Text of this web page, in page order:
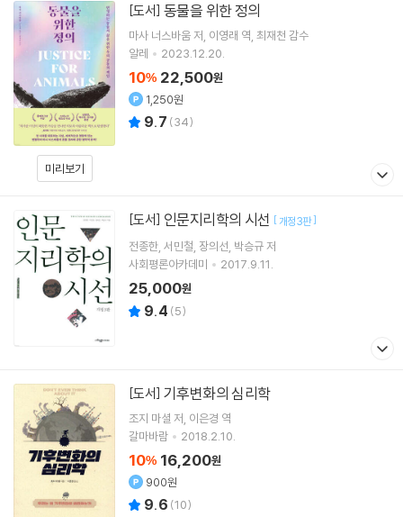
미리보기
[도서] 동물을 위한 정의
마사 너스바움저 이영래 역 최재천 감수
알레
2023.12.20.
10% 22,500원
1,250원
9.7 (34)
[도서] 인문지리학의 시선 [개정3판]
전종한 서민철 장의선 박승규저
사회평론아카데미
2017.9.11.
25,000원
9.4 (5)
[도서] 기후변화의 심리학
조지 마셜 저 이은경 역
갈마바람
2018.2.10.
10% 16,200원
900원
9.6 (10)